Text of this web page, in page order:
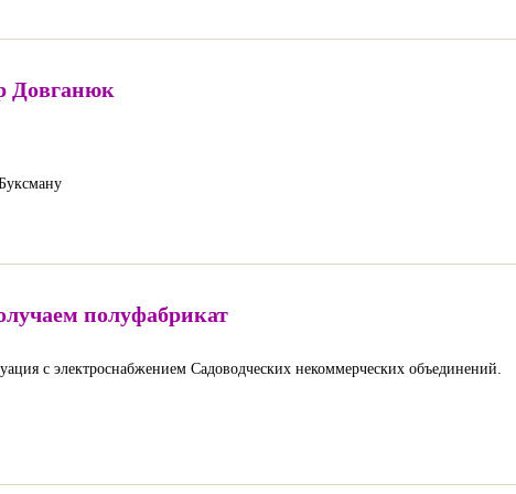
Довганюк
полуфабрикат
с электроснабжением Садоводческих некоммерческих объединений.